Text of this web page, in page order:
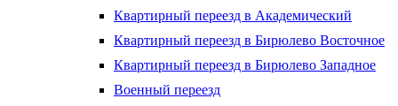
Квартирный переезд в Академический
Квартирный переезд в Бирюлево Восточное
Квартирный переезд в Бирюлево Западное
Военный переезд